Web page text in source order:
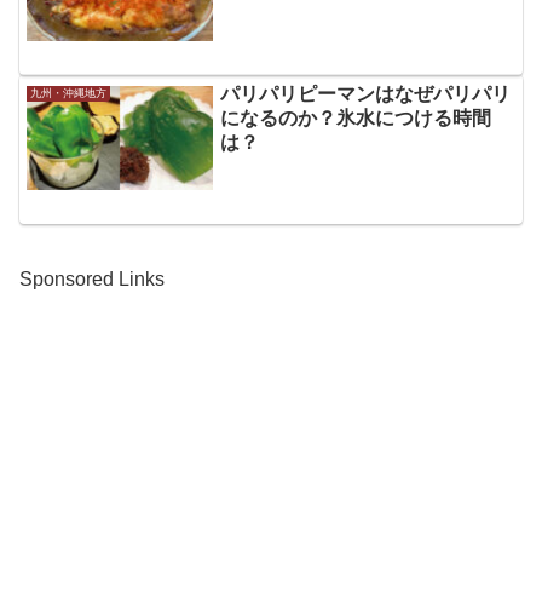
九州・沖縄地方
パリパリピーマンはなぜパリパリ
になるのか？氷水につける時間
は？
Sponsored Links